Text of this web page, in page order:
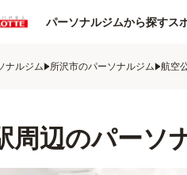
パーソナルジムから探すス
ナルジム 所沢市のパーソナルジム 航空
周辺のパーソ